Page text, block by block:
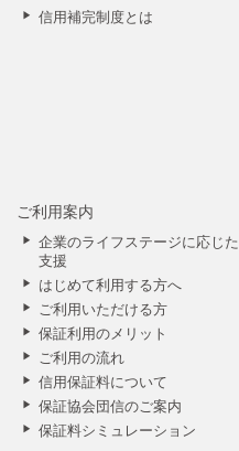
信用補完制度とは
ご利用案内
企業のライフステージに応じた
支援
はじめて利用する方へ
ご利用いただける方
保証利用のメリット
ご利用の流れ
信用保証料について
保証協会団信のご案内
保証料シミュレーション